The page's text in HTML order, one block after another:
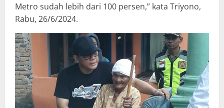
Metro sudah lebih dari 100 persen,” kata Triyono,
Rabu, 26/6/2024.